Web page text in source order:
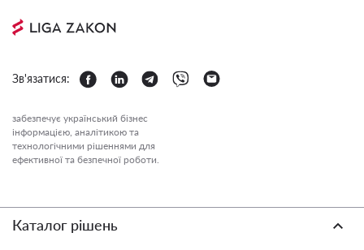
Зв'язатися:
забезпечує український бізнес
інформацією, аналітикою та
технологічними рішеннями для
ефективної та безпечної роботи.
Каталог рішень